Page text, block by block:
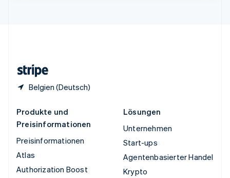
Belgien (Deutsch)
Produkte und
Preisinformationen
Preisinformationen
Atlas
Authorization Boost
Lösungen
Unternehmen
Start-ups
Agentenbasierter Handel
Krypto